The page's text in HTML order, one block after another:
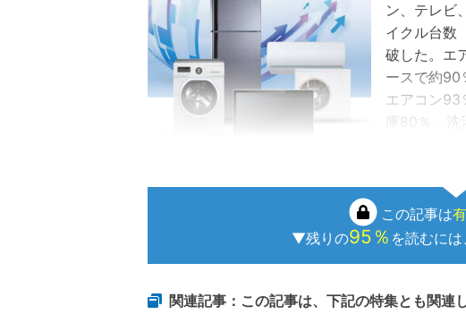
ン、テレビ
イクル台数
破した。エ
ースで約90
エアコン93
庫80％、洗
この記事は
▼残りの95％ を読むに
関連記事：この記事は、下記の特集とも関連